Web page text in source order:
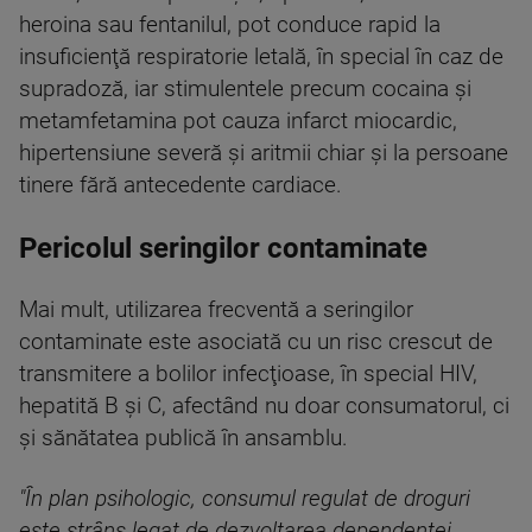
heroina sau fentanilul, pot conduce rapid la
insuficienţă respiratorie letală, în special în caz de
supradoză, iar stimulentele precum cocaina şi
metamfetamina pot cauza infarct miocardic,
hipertensiune severă şi aritmii chiar şi la persoane
tinere fără antecedente cardiace.
Pericolul seringilor contaminate
Mai mult, utilizarea frecventă a seringilor
contaminate este asociată cu un risc crescut de
transmitere a bolilor infecţioase, în special HIV,
hepatită B şi C, afectând nu doar consumatorul, ci
şi sănătatea publică în ansamblu.
"În plan psihologic, consumul regulat de droguri